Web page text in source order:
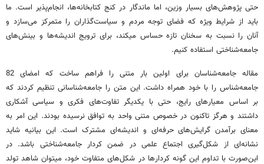
حتی پژوهش‌های بسیار وزین، اما ماندگار در کنج کتابخانه‌ها، انجام‌پذیر است. ما
باید از شرایط ویژه که فضای توجه مردم و سیاست‌گذاران را متمرکز می‌سازد و
آنان را نسبت به سخنان تازه حساس می‏کند، برای ترویج اندیشه‌ها و بینش‌های
جامعه‌شناختی استفاده کنیم.
مقاله جامعه‌شناسان برای اولین بار متنی را فراهم ساخت که امضای 82
جامعه‌شناس را با خود همراه داشت. این متن را جامعه‌شناسانی تنظیم کردند که
بر اساس معیارهای رایج، حتی با یکدیگر تفاوت‌های فکری و سیاسی آشکاری
داشتند و هرگز تاکنون در خصوص متنی واحد به توافق نرسیده بودند. این امر به
معنای برآمدن گرایش‌های حرفه‌ای و اندیشه‌ای مشترک است. این بیانیه شاید
نشانه‌ای از شکل‌گیری اجتماع علمی در ضمن کردار جامعه‌شناختی باشد. در
این‌صورت با تداوم این گونه کردارها در شکل‌های متفاوت خود، می‏توان شاهد تولد